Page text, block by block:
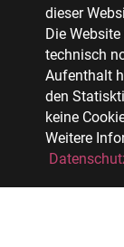
dieser
Die
technisch
Aufenthalt
den
keine
Weitere